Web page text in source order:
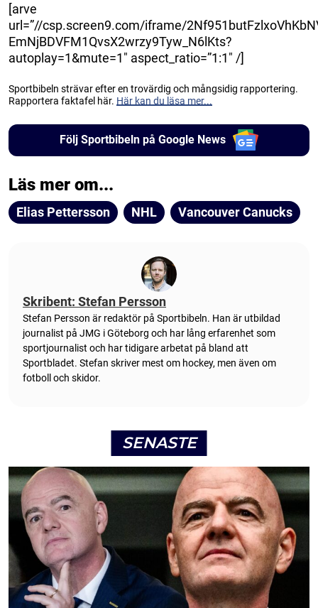
[arve
url=”//csp.screen9.com/iframe/
EmNjBDVFM1QvsX2wrzy9Tyw_N6lKts?
autoplay=1&mute=1″ aspect_ratio=”1:1″ /]
Sportbibeln strävar efter en trovärdig och mångsidig rapportering.
Rapportera faktafel här. Här kan du läsa mer...
Följ Sportbibeln på Google News
Läs mer om...
Elias Pettersson NHL Vancouver Canucks
Skribent: Stefan Persson
Stefan Persson är redaktör på Sportbibeln. Han är utbildad
journalist på JMG i Göteborg och har lång erfarenhet som
sportjournalist och har tidigare arbetat på bland att
Sportbladet. Stefan skriver mest om hockey, men även om
fotboll och skidor.
SENASTE